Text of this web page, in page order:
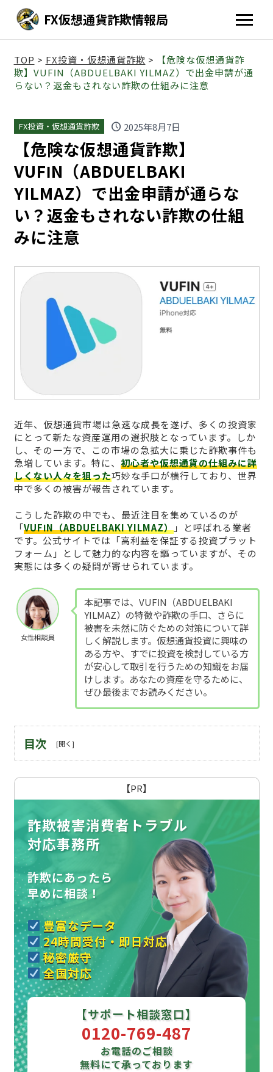
FX仮想通貨詐欺情報局
TOP > FX投資・仮想通貨詐欺 >
【危険な仮想通貨詐
欺】VUFΙN（ABDUELBAKI YILMAZ）で出金申請が通
らない？返金もされない詐欺の仕組みに注意
FX投資・仮想通貨詐欺 schedule 2025年8月7日
【危険な仮想通貨詐欺】
VUFΙN（ABDUELBAKI
YILMAZ）で出金申請が通らな
い？返金もされない詐欺の仕組
みに注意
近年、仮想通貨市場は急速な成長を遂げ、多くの投資家
にとって新たな資産運用の選択肢となっています。しか
し、その一方で、この市場の急拡大に乗じた詐欺事件も
急増しています。特に、 初心者や仮想通貨の仕組みに詳
しくない人々を狙った巧妙な手口が横行しており、世界
中で多くの被害が報告されています。
こうした詐欺の中でも、最近注目を集めているのが
「VUFΙN（ABDUELBAKI YILMAZ）」と呼ばれる業者
です。公式サイトでは「高利益を保証する投資プラット
フォーム」として魅力的な内容を謳っていますが、その
実態には多くの疑問が寄せられています。
女性相談員
本記事では、VUFΙN（ABDUELBAKI
YILMAZ）の特徴や詐欺の手口、さらに
被害を未然に防ぐための対策について詳
しく解説します。仮想通貨投資に興味の
ある方や、すでに投資を検討している方
が安心して取引を行うための知識をお届
けします。あなたの資産を守るために、
ぜひ最後までお読みください。
目次
【PR】
詐欺被害消費者トラブル
対応事務所
詐欺にあったら
早めに相談！
豊富なデータ
24時間受付・即日対応
秘密厳守
全国対応
【サポート相談窓口】
0120-769-487
お電話のご相談
無料にて承っております